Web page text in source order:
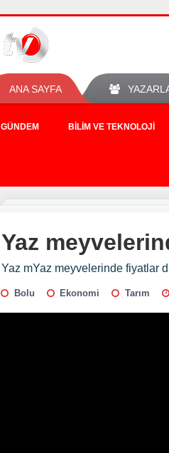
ANA SAYFA
GÜNDEM BILIM VE TEKNOLOJI
Yaz
Yaz mYaz meyvelerinde fiyatlar
Bolu Ekonomi Tarım